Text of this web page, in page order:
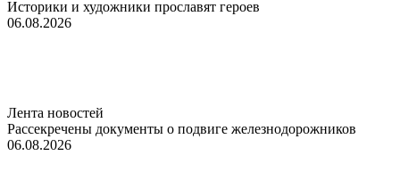
Историки и художники прославят героев
06.08.2026
Лента новостей
Рассекречены документы о подвиге железнодорожников
06.08.2026